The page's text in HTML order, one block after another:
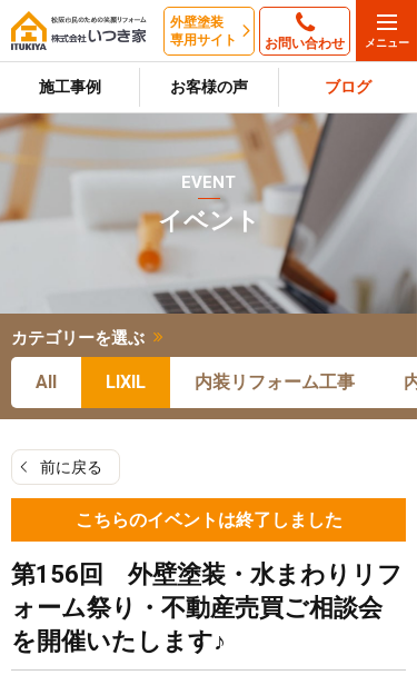
外壁塗装
専用サイト
お問い合わせ
施工事例 お客様の声 ブログ
EVENT
イベント
カテゴリーを選ぶ
All LIXIL 内装リフォーム工事
前に戻る
こちらのイベントは終了しました
第156回 外壁塗装・水まわりリフ
ォーム祭り・不動産売買ご相談会
を開催いたします♪